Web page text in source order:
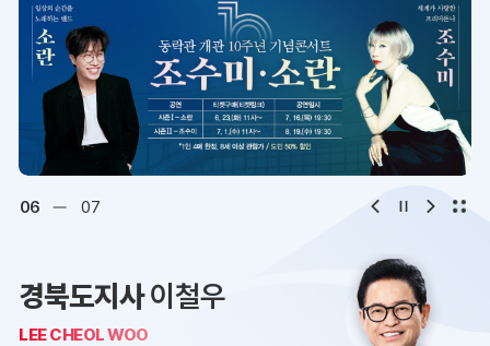
대구·경북
행정 통합
조직도
디지털아카이브 문화·관광
오시는 길
K보듬 6000
06 07
경북도지사이철우
LEE CHEOL WOO